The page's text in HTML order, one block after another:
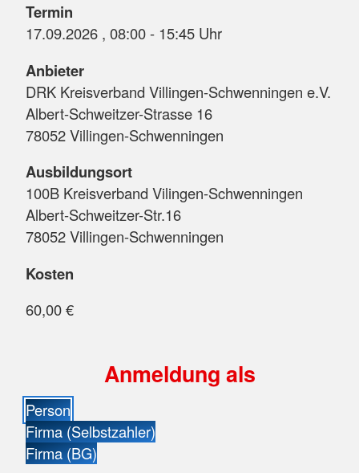
Termin
17.09.2026 , 08:00 - 15:45 Uhr
Anbieter
DRK Kreisverband Villingen-Schwenningen e.V.
Albert-Schweitzer-Strasse 16
78052 Villingen-Schwenningen
Ausbildungsort
100B Kreisverband Vilingen-Schwenningen
Albert-Schweitzer-Str.16
78052 Villingen-Schwenningen
Kosten
60,00 €
Anmeldung als
Person
Firma (Selbstzahler)
Firma (BG)